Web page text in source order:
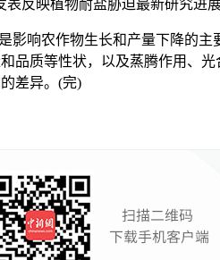
表反映植物耐盐胁迫最新研究
响农作物生长和产量下降的主
品质等性状，以及蒸腾作用、
差异。(完)